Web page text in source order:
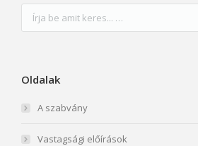
Oldalak
A szabvány
Vastagsági előírások